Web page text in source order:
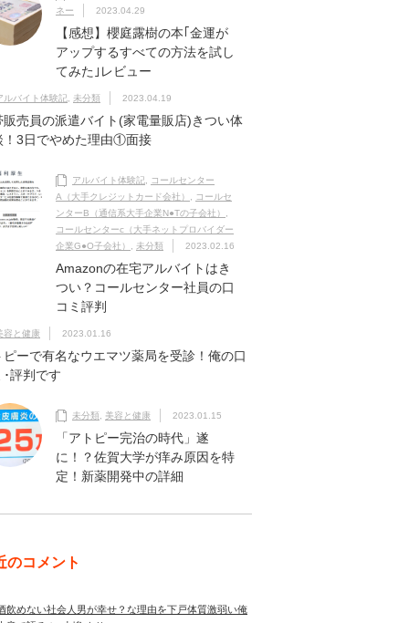
ネー
2023.04.29
【感想】櫻庭露樹の本｢金運が
アップするすべての方法を試し
てみた｣レビュー
ルバイト体験記 未分類 2023.04.19
販売員の派遣バイト(家電量販店)きつい体
！3日でやめた理由①面接
アルバイト体験記
コールセンター
A（大手クレジットカード会社）
コールセ
ンターB（通信系大手企業N●Tの子会社）
コールセンターc（大手ネットプロバイダー
企業G●O子会社）
未分類 2023.02.16
Amazonの在宅アルバイトはき
つい？コールセンター社員の口
コミ評判
容と健康 2023.01.16
ピーで有名なウエマツ薬局を受診！俺の口
･評判です
未分類 美容と健康 2023.01.15
「アトピー完治の時代」遂
に！？佐賀大学が痒み原因を特
定！新薬開発中の詳細
のコメント
飲めない社会人男が幸せ？な理由を下戸体質激弱い俺